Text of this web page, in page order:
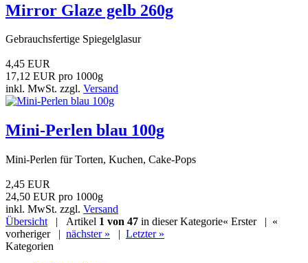
Mirror Glaze gelb 260g
Gebrauchsfertige Spiegelglasur
4,45 EUR
17,12 EUR pro 1000g
inkl. MwSt. zzgl. Versand
Mini-Perlen blau 100g
Mini-Perlen für Torten, Kuchen, Cake-Pops
2,45 EUR
24,50 EUR pro 1000g
inkl. MwSt. zzgl. Versand
Übersicht | Artikel 1 von 47 in dieser Kategorie« Erster| «
vorheriger| nächster » | Letzter »
Kategorien